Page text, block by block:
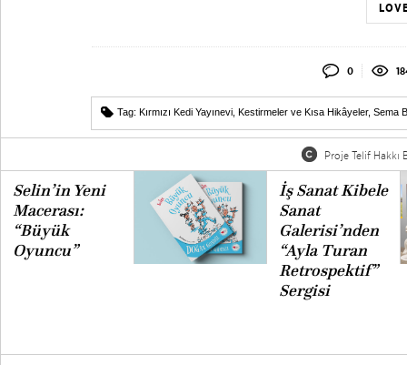
0
Tag: Kırmızı Kedi Yayınevi Kestirmeler ve Kısa Hikâyeler, Sema
Proje Telif Hakkı
Selin’in Yeni
Macerası:
“Büyük
Oyuncu”
İş Sanat Kibele
Sanat
Galerisi’nden
“Ayla Turan
Retrospektif”
Sergisi